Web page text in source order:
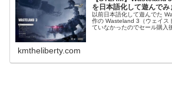
を日本語化して遊んでみ
以前日本語化して遊んでた
作の Wasteland 3（ウェイス
ていなかったのでセール購入
kmtheliberty.com